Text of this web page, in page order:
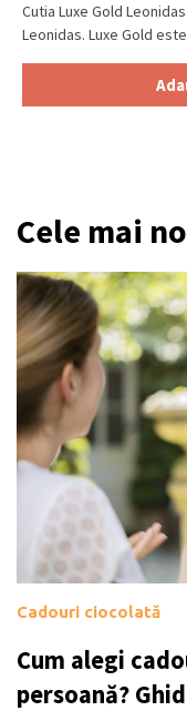
Cutia Luxe Gold
Leonidas. Luxe Gold
Cele mai
Cadouri ciocolată
Cum alegi
persoană?